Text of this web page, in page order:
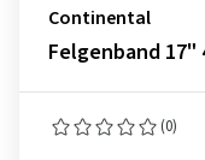
Continental
Felgenband 17"
(0)